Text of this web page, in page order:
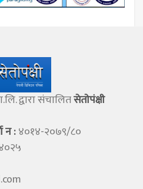
द्वारा संचालितसेताेपंक्षी
न :४०१४-२०७९/८०